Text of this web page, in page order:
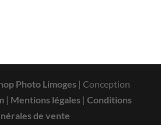
Photo Limoges| Conception
| Mentions légales| Conditions
de vente